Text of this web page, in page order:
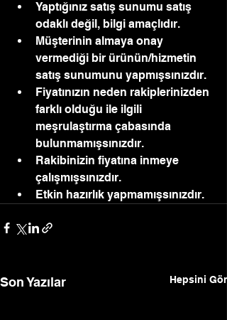
Yaptığınız satış sunumu satış
odaklı değil, bilgi amaçlıdır.
Müşterinin almaya onay
vermediği bir ürünün/hizmetin
satış sunumunu yapmışsınızdır.
Fiyatınızın neden rakiplerinizden
farklı olduğu ile ilgili
meşrulaştırma çabasında
bulunmamışsınızdır.
Rakibinizin fiyatına inmeye
çalışmışsınızdır.
Etkin hazırlık yapmamışsınızdır.
Son Yazılar Hepsini Gör